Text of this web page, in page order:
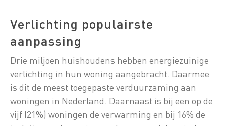
Verlichting populairste
aanpassing
Drie miljoen huishoudens hebben energiezuinige
verlichting in hun woning aangebracht. Daarmee
is dit de meest toegepaste verduurzaming aan
woningen in Nederland. Daarnaast is bij een op de
vijf (21%) woningen de verwarming en bij 16% de